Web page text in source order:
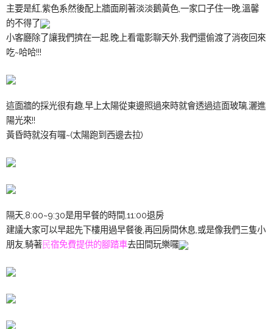
主要是紅,紫色系然後配上牆面刷著淡淡鵝黃色,一家口子住一晚,溫馨
的不得了
小客廳除了讓我們擠在一起,晚上看電影聊天外,我們還偷渡了消夜回來
吃~哈哈!!!
這面牆的採光很有趣,早上太陽從東邊照過來時就會透過這面玻璃,灑進
陽光來!!
黃昏時就沒有囉~(太陽跑到西邊去拉)
隔天,8:00~9:30是用早餐的時間,11:00退房
建議大家可以早起先下樓用過早餐後,再回房間休息,或是像我們三隻小
朋友,騎著民宿免費提供的腳踏車去田間玩樂囉